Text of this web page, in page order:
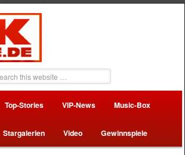
Top-Stories VIP-News Music-Box
Stargalerien Video Gewinnspiele